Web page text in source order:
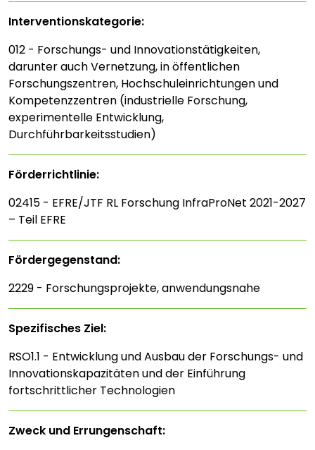
Interventions­kategorie:
012 - Forschungs- und Innovationstätigkeiten,
darunter auch Vernetzung, in öffentlichen
Forschungszentren, Hochschuleinrichtungen und
Kompetenzzentren (industrielle Forschung,
experimentelle Entwicklung,
Durchführbarkeitsstudien)
Förderrichtlinie:
02415 - EFRE/JTF RL Forschung InfraProNet 2021-2027
– Teil EFRE
Fördergegenstand:
2229 - Forschungsprojekte, anwendungsnahe
Spezifisches Ziel:
RSO1.1 - Entwicklung und Ausbau der Forschungs- und
Innovationskapazitäten und der Einführung
fortschrittlicher Technologien
Zweck und Errungenschaft: